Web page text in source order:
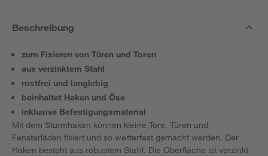
Beschreibung
zum Fixieren von Türen und Toren
aus verzinktem Stahl
rostfrei und langlebig
beinhaltet Haken und Öse
inklusive Befestigungsmaterial
Mit dem Sturmhaken können kleine Tore, Türen und
Fensterläden fixiert und so wetterfest gemacht werden. Der
Haken besteht aus robustem Stahl. Die Oberfläche ist verzinkt